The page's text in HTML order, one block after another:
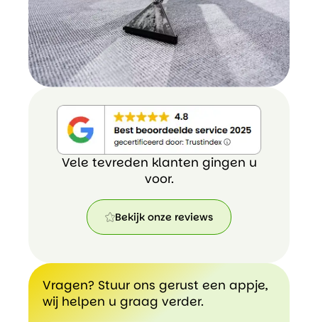
Vele tevreden klanten gingen u
voor.
Bekijk onze reviews
reviews
Vragen? Stuur ons gerust een appje,
wij helpen u graag verder.